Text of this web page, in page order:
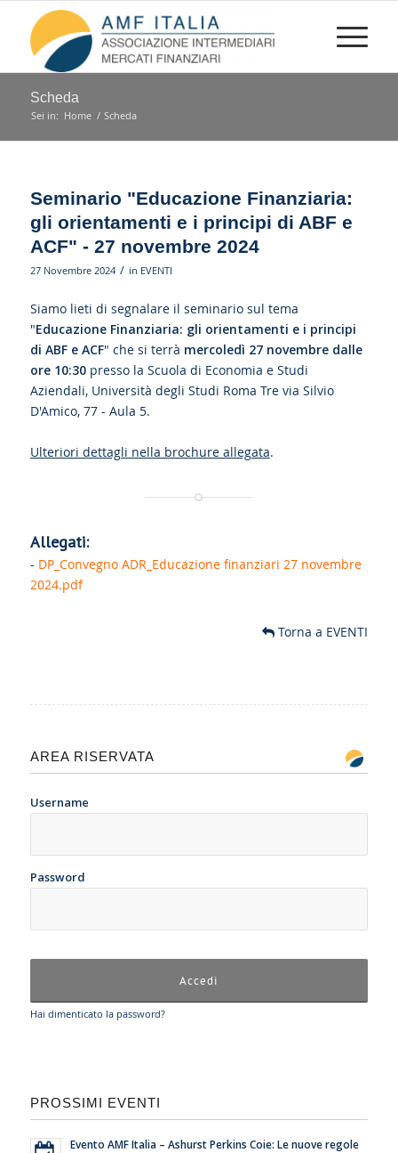
Scheda
Sei in: Home / Scheda
Seminario "Educazione Finanziaria:
gli orientamenti e i principi di ABF e
ACF" - 27 novembre 2024
27 Novembre 2024 / in EVENTI
Siamo lieti di segnalare il seminario sul tema
"Educazione Finanziaria: gli orientamenti e i principi
di ABF e ACF" che si terrà mercoledì 27 novembre dalle
ore 10:30presso la Scuola di Economia e Studi
Aziendali, Università degli Studi Roma Tre via Silvio
D'Amico, 77 - Aula 5.
Ulteriori dettagli nella brochure allegata.
Allegati:
- DP_Convegno ADR_Educazione finanziari 27 novembre
2024.pdf
Torna a EVENTI
AREA RISERVATA
Username
Password
Hai dimenticato la password?
PROSSIMI EVENTI
Evento AMF Italia – Ashurst Perkins Coie: Le nuove regole